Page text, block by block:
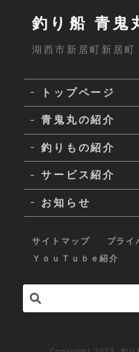
釣り船 青鬼
湖西市新居町新居町
トップページ
青鬼丸の紹介
釣りもの紹介
サービス紹介
お知らせ
サイトマップ
プライ
ＹｏｕＴｕｂｅ紹介